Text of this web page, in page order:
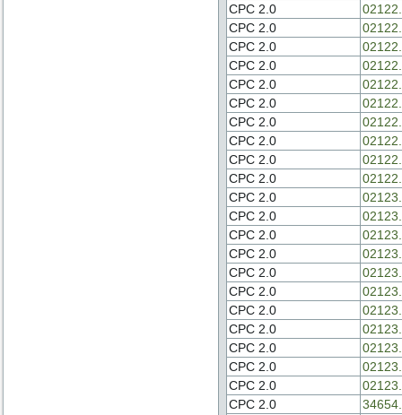
CPC 2.0
CPC 2.0
CPC 2.0
CPC 2.0
CPC 2.0
CPC 2.0
CPC 2.0
CPC 2.0
CPC 2.0
CPC 2.0
CPC 2.0
CPC 2.0
CPC 2.0
CPC 2.0
CPC 2.0
CPC 2.0
CPC 2.0
CPC 2.0
CPC 2.0
CPC 2.0
CPC 2.0
CPC 2.0